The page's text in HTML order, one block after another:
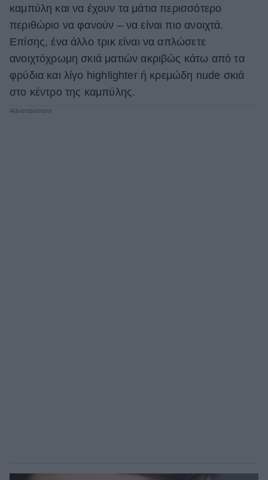
καμπύλη και να έχουν τα μάτια περισσότερο
περιθώριο να φανούν – να είναι πιο ανοιχτά.
Επίσης, ένα άλλο τρικ είναι να απλώσετε
ανοιχτόχρωμη σκιά ματιών ακριβώς κάτω από τα
φρύδια και λίγο highlighter ή κρεμώδη nude σκιά
στο κέντρο της καμπύλης.